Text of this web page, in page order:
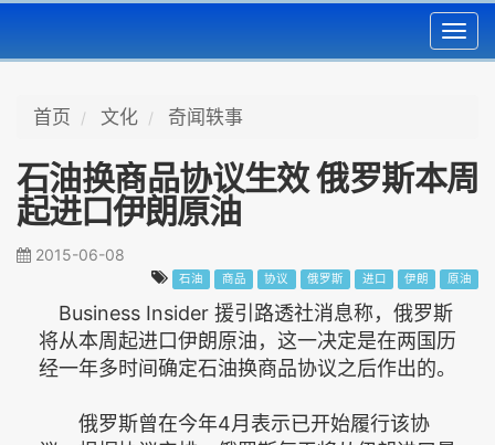
首页 文化 奇闻轶事
石油换商品协议生效 俄罗斯本周
起进口伊朗原油
2015-06-08
石油 商品 协议 俄罗斯 进口 伊朗 原油
Business Insider 援引路透社消息称，俄罗斯
将从本周起进口伊朗原油，这一决定是在两国历
经一年多时间确定石油换商品协议之后作出的。
俄罗斯曾在今年4月表示已开始履行该协